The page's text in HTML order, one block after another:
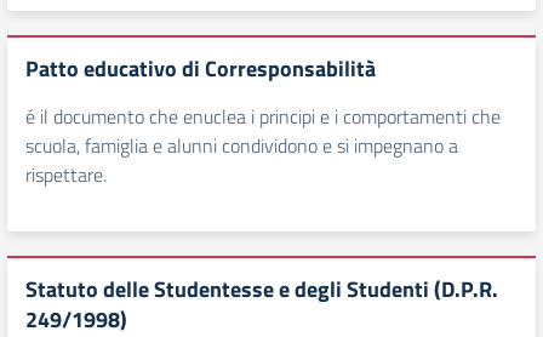
Patto educativo di Corresponsabilità
é il documento che enuclea i principi e i comportamenti che
scuola, famiglia e alunni condividono e si impegnano a
rispettare.
Statuto delle Studentesse e degli Studenti (D.P.R.
249/1998)